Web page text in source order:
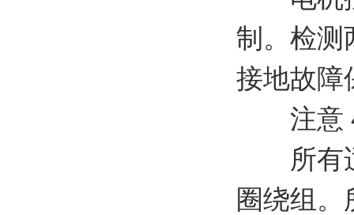
制。检测
接地故障
注意 4:
所有适
圈绕组